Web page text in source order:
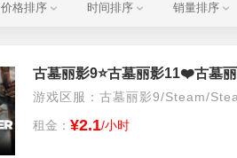
价格排序 时间排序 销量排序
古墓丽影9⭐️古墓丽影11❤️古墓
游戏区服：古墓丽影9/Steam/
租金： ¥2.1/小时